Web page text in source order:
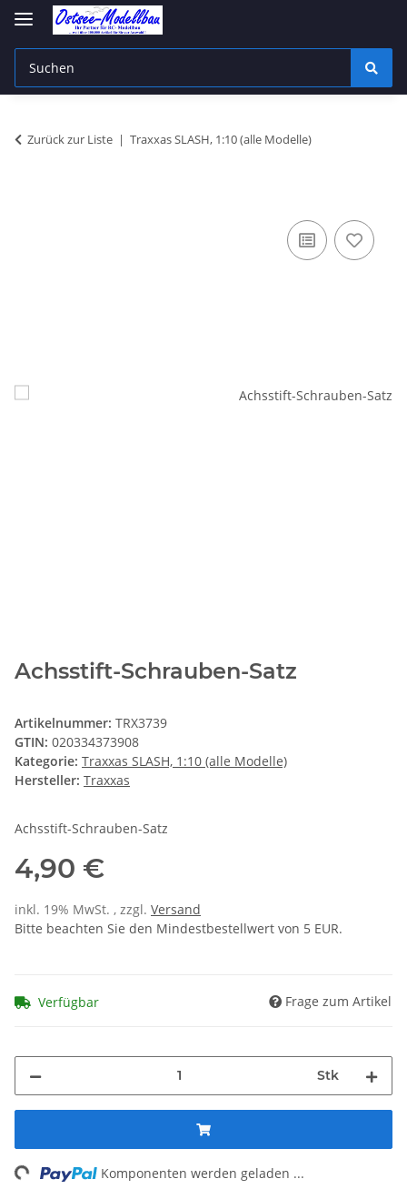
Zurück zur Liste Traxxas SLASH, 1:10 (alle Modelle)
Achsstift-Schrauben-Satz
Artikelnummer: TRX3739
GTIN: 020334373908
Kategorie: Traxxas SLASH, 1:10 (alle Modelle)
Hersteller: Traxxas
Achsstift-Schrauben-Satz
4,90 €
inkl. 19% MwSt. , zzgl. Versand
Bitte beachten Sie den Mindestbestellwert von 5 EUR.
Verfügbar Frage zum Artikel
Stk
Komponenten werden geladen ...